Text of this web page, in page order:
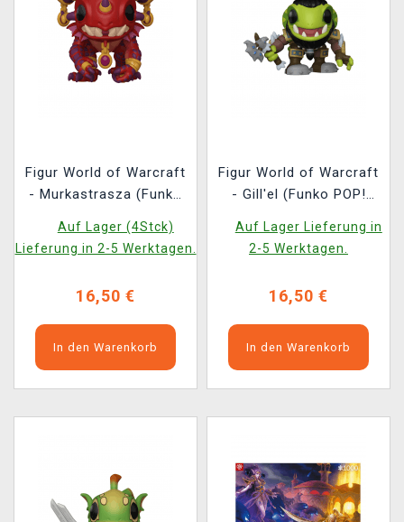
Figur World of Warcraft
- Murkastrasza (Funko
Auf Lager (4Stck)
Lieferung in 2-5 Werktagen.
16,50 €
In den Warenkorb
Figur World of Warcraft
- Gill'el (Funko POP!
Auf Lager Lieferung in
2-5 Werktagen.
16,50 €
In den Warenkorb